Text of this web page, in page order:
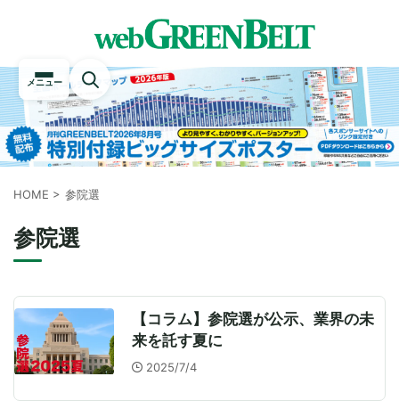
メニュー
HOME > 参院選
参院選
【コラム】参院選が公示、業界の未
来を託す夏に
2025/7/4